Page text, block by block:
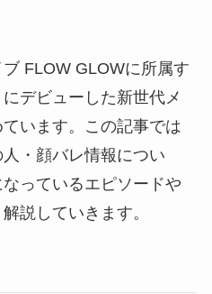
FLOW GLOWに所属す
デビューした新世代メ
います。この記事では
・顔バレ情報につい
っているエピソードや
説していきます。